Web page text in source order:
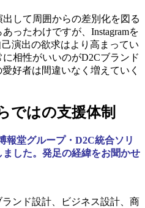
して周囲からの差別化を図る
ったわけですが、Instagramを
演出の欲求はより高まってい
相性がいいのがD2Cブランド
好者は間違いなく増えていく
ではの支援体制
堂グループ・D2C統合ソリ
した。発足の経緯をお聞かせ
ンド設計、ビジネス設計、商